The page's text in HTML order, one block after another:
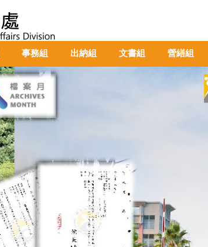
事務組 出納組 文書組 營繕組